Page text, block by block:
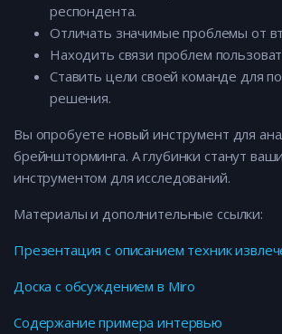
респондента.
Отличать значимые проблемы от
Находить связи проблем
Ставить цели своей команде для
решения.
Вы опробуете новый инструмент для
брейншторминга. А глубинки станут
инструментом для исследований.
Материалы и дополнительные ссылки:
Презентация с описанием техник
Доска с обсуждением в Miro
Содержание примера интервью